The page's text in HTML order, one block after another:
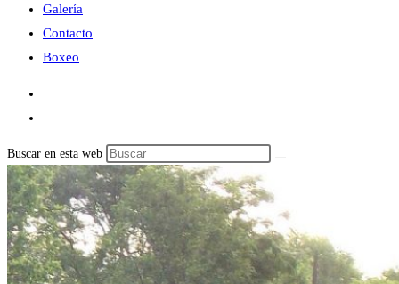
Galería
Contacto
Boxeo
Buscar en esta web